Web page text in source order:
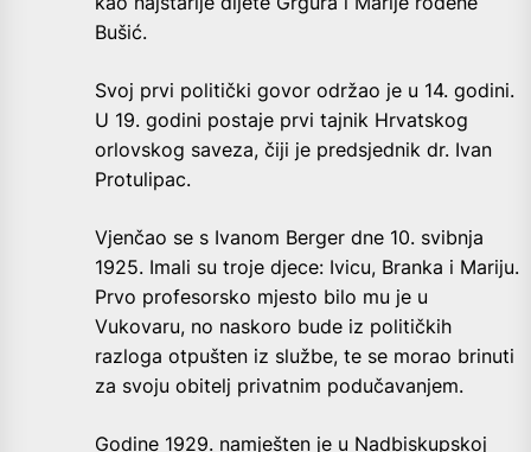
Bušić.
Svoj prvi politički govor održao je u 14. godini.
U 19. godini postaje prvi tajnik Hrvatskog
orlovskog saveza, čiji je predsjednik dr. Ivan
Protulipac.
Vjenčao se s Ivanom Berger dne 10. svibnja
1925. Imali su troje djece: Ivicu, Branka i Mariju.
Prvo profesorsko mjesto bilo mu je u
Vukovaru, no naskoro bude iz političkih
razloga otpušten iz službe, te se morao brinuti
za svoju obitelj privatnim podučavanjem.
Godine 1929. namješten je u Nadbiskupskoj